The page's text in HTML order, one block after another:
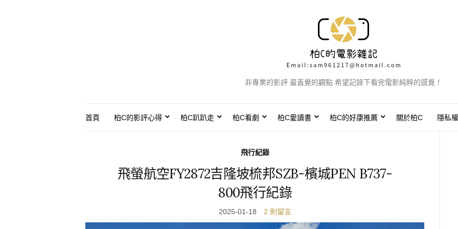
非專業的影評 最直覺的觀點 希望記錄下看完電影純粹的感覺！
首頁 柏C的影評心得 柏C趴趴走 柏C看劇 柏C愛讀書 柏C的好康推薦 關於柏C 隱私
飛行紀錄
飛螢航空FY2872吉隆坡梳邦SZB-檳城PEN B737-
800飛行紀錄
2025-01-18 2 則留言